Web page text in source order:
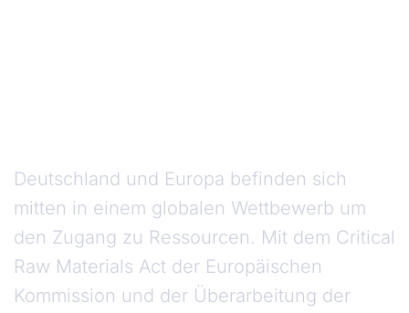
Deutschland und Europa befinden sich
mitten in einem globalen Wettbewerb um
den Zugang zu Ressourcen. Mit dem Critical
Raw Materials Act der Europäischen
Kommission und der Überarbeitung der